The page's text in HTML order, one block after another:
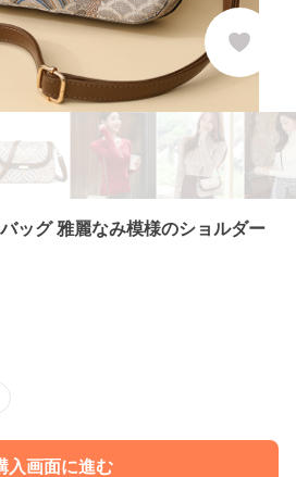
ッグ 雅麗なみ模様のショルダー
入画面に進む